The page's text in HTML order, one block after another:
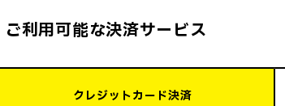
ご利用可能な決済サービス
クレジットカード決済